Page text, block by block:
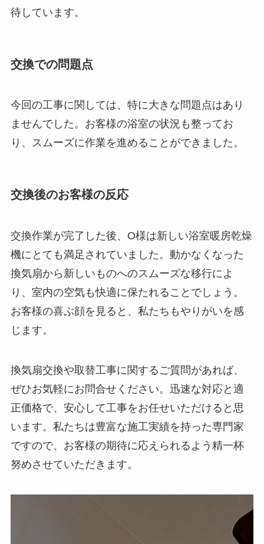
待しています。
交換での問題点
今回の工事に関しては、特に大きな問題点はあり
ませんでした。お客様の浴室の状況も整ってお
り、スムーズに作業を進めることができました。
交換後のお客様の反応
交換作業が完了した後、O様は新しい浴室暖房乾燥
機にとても満足されていました。動かなくなった
換気扇から新しいものへのスムーズな移行によ
り、室内の空気も快適に保たれることでしょう。
お客様の喜ぶ顔を見ると、私たちもやりがいを感
じます。
換気扇交換や取替工事に関するご質問があれば、
ぜひお気軽にお問合せください。迅速な対応と適
正価格で、安心して工事をお任せいただけると思
います。私たちは豊富な施工実績を持った専門家
ですので、お客様の期待に応えられるよう精一杯
努めさせていただきます。